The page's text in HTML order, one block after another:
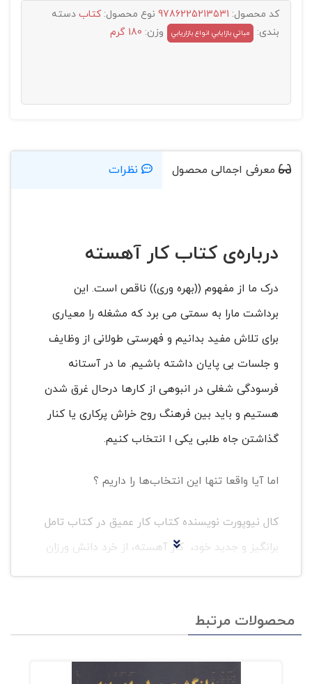
کد محصول: 9786225213531 نوع محصول:کتاب دسته
بندی:
مباتي بازايابي انواع بازاريابي وزن: 180 گرم
معرفی اجمالی محصول نظرات
درباره‌ی کتاب کار آهسته
درک ما از مفهوم ((بهره وری)) ناقص است. این
برداشت مارا به سمتی می برد که مشغله را معیاری
برای تلاش مفید بدانیم و فهرستی طولانی از وظایف
و جلسات بی پایان داشته باشیم. ما در آستانه
فرسودگی شغلی در انبوهی از کارها درحال غرق شدن
هستیم و باید بین فرهنگ روح خراش پرکاری یا کنار
گذاشتن جاه طلبی یکی ا انتخاب کنیم.
اما آیا واقعا تنها این انتخاب‌ها را داریم ؟
کال نیوپورت نویسنده کتاب کار عمیق در کتاب تامل
برانگیز و جدید خود، کار آهسته، از خرد دانش ورزان
سنتی بهره می برد تا شیوه های شغلی مدرن مارا
او در این کتاب ساختار استاندارد بهره وری را برای
حذف نقص های ذاتی آن می‌‌شکند و توصیه ‌هایی
محصولات مرتبط